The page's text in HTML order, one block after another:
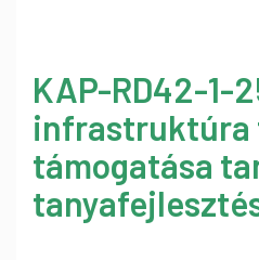
KAP-RD42-1-
infrastruktúra
támogatása